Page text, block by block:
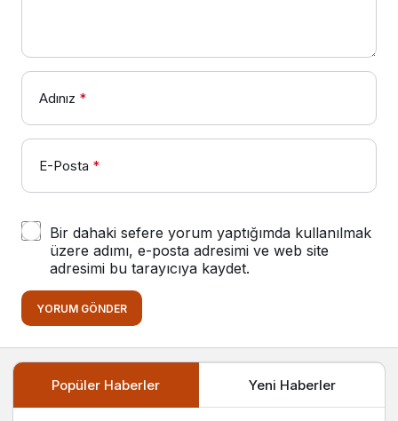
Adınız *
E-Posta *
Bir dahaki sefere yorum yaptığımda kullanılmak
üzere adımı, e-posta adresimi ve web site
adresimi bu tarayıcıya kaydet.
YORUM GÖNDER
Popüler Haberler Yeni Haberler